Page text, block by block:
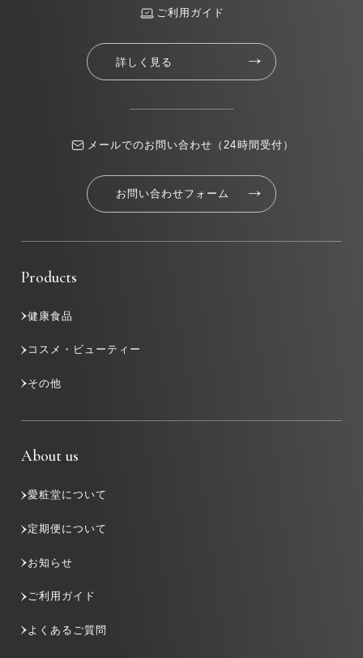
ご利用ガイド
詳しく見る
メールでのお問い合わせ（24時間受付）
お問い合わせフォーム
Products
健康食品
コスメ・ビューティー
その他
About us
愛粧堂について
定期便について
お知らせ
ご利用ガイド
よくあるご質問